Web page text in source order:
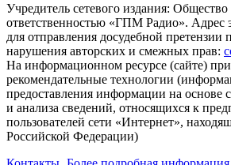
Учредитель сетевого издания:
ответственностью «ГПМ Радио». Адрес
для отправления досудебной претензии
нарушения авторских и смежных прав:
На информационном ресурсе (сайте)
рекомендательные технологии
предоставления информации на основе
и анализа сведений, относящихся к
пользователей сети «Интернет»,
Российской Федерации)